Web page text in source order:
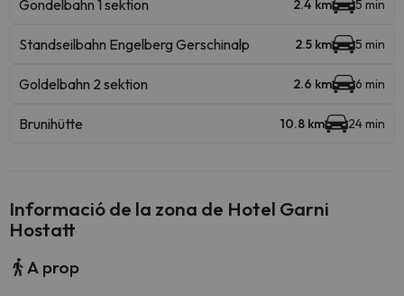
Gondelbahn 1 sektion 2.4 km 5 min
Standseilbahn Engelberg Gerschinalp 2.5 km 5 min
Goldelbahn 2 sektion 2.6 km 6 min
Brunihütte 10.8 km 24 min
Informació de la zona de Hotel Garni
Hostatt
A prop